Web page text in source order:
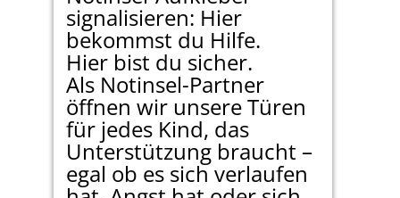
signalisieren: Hier
bekommst du Hilfe.
Hier bist du sicher.
Als Notinsel-Partner
öffnen wir unsere Türen
für jedes Kind, das
Unterstützung braucht –
egal ob es sich verlaufen